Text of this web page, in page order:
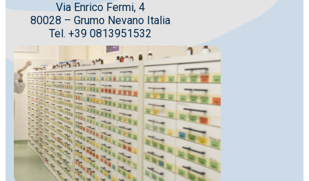
Via Enrico Fermi, 4
80028 – Grumo Nevano Italia
Tel. +39 0813951532